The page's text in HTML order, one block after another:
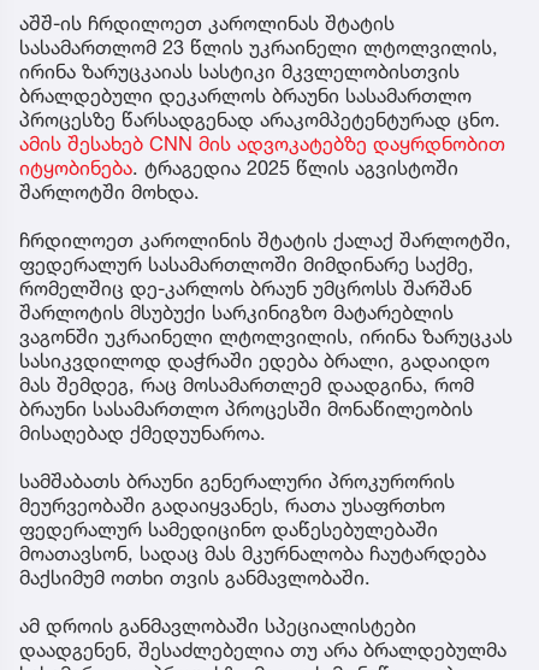
აშშ-ის ჩრდილოეთ კაროლინას შტატის
სასამართლომ 23 წლის უკრაინელი ლტოლვილის,
ირინა ზარუცკაიას სასტიკი მკვლელობისთვის
ბრალდებული დეკარლოს ბრაუნი სასამართლო
პროცესზე წარსადგენად არაკომპეტენტურად ცნო.
ამის შესახებ CNN მის ადვოკატებზე დაყრდნობით
იტყობინება. ტრაგედია 2025 წლის აგვისტოში
შარლოტში მოხდა.
ჩრდილოეთ კაროლინის შტატის ქალაქ შარლოტში,
ფედერალურ სასამართლოში მიმდინარე საქმე,
რომელშიც დე-კარლოს ბრაუნ უმცროსს შარშან
შარლოტის მსუბუქი სარკინიგზო მატარებლის
ვაგონში უკრაინელი ლტოლვილის, ირინა ზარუცკას
სასიკვდილოდ დაჭრაში ედება ბრალი, გადაიდო
მას შემდეგ, რაც მოსამართლემ დაადგინა, რომ
ბრაუნი სასამართლო პროცესში მონაწილეობის
მისაღებად ქმედუუნაროა.
სამშაბათს ბრაუნი გენერალური პროკურორის
მეურვეობაში გადაიყვანეს, რათა უსაფრთხო
ფედერალურ სამედიცინო დაწესებულებაში
მოათავსონ, სადაც მას მკურნალობა ჩაუტარდება
მაქსიმუმ ოთხი თვის განმავლობაში.
ამ დროის განმავლობაში სპეციალისტები
დაადგენენ, შესაძლებელია თუ არა ბრალდებულმა